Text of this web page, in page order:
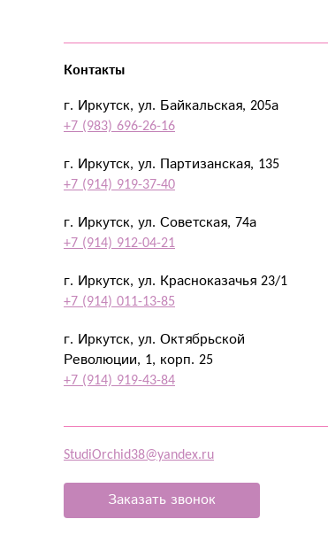
Контакты
г. Иркутск, ул. Байкальская, 205а
+7 (983) 696-26-16
г. Иркутск, ул. Партизанская, 135
+7 (914) 919-37-40
г. Иркутск, ул. Советская, 74а
+7 (914) 912-04-21
г. Иркутск, ул. Красноказачья 23/1
+7 (914) 011-13-85
г. Иркутск, ул. Октябрьской
Революции, 1, корп. 25
+7 (914) 919-43-84
StudiOrchid38@yandex.ru
Заказать звонок